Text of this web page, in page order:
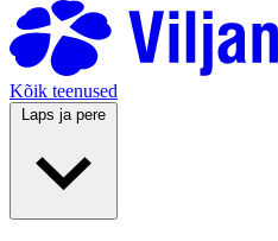
Kõik teenused
Laps ja pere